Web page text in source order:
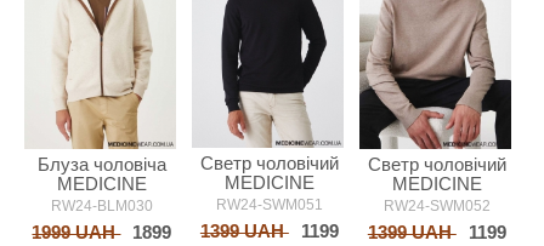
Блуза чоловіча
MEDICINE
RW24-BLM030
1999 UAH
1899
Светр чоловічий
MEDICINE
RW24-SWM051
1399 UAH
1199
Светр чоловічий
MEDICINE
RW24-SWM052
1399 UAH
1199